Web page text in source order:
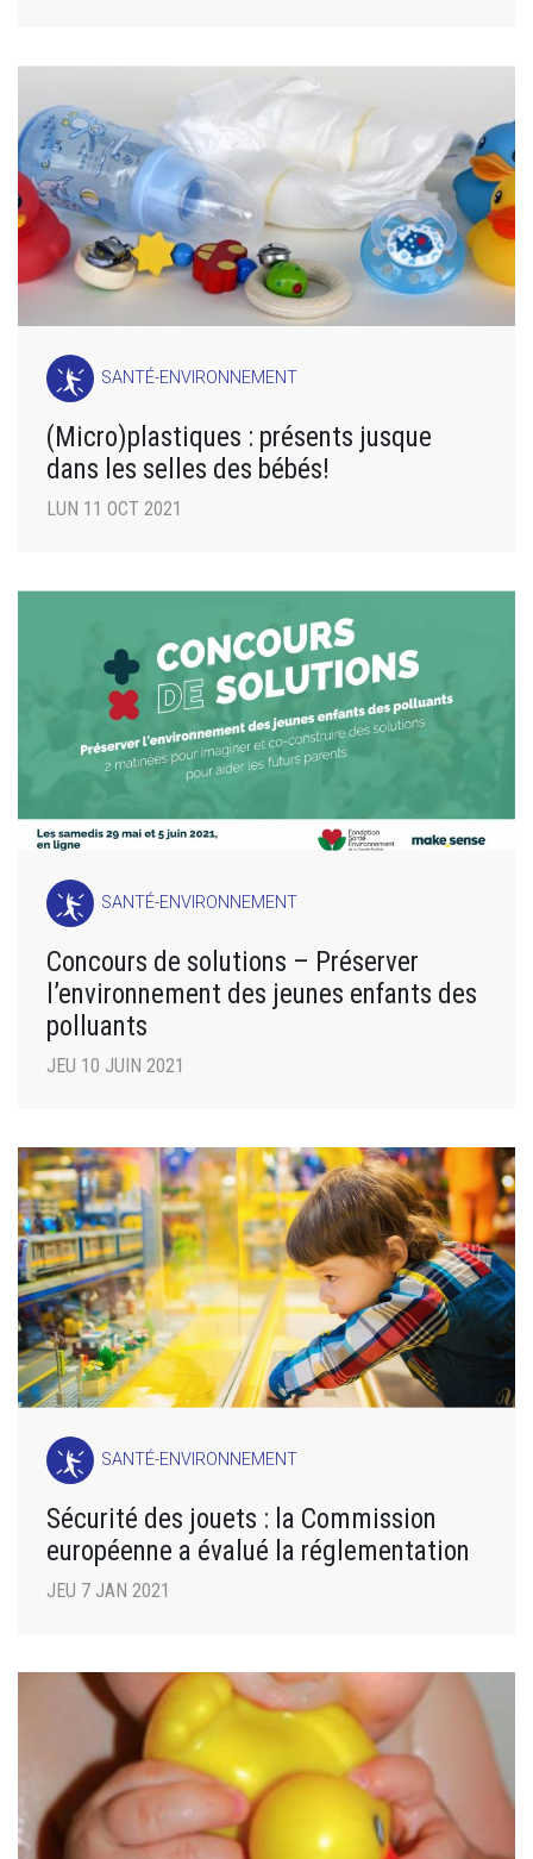
SANTÉ-ENVIRONNEMENT
(Micro)plastiques : présents jusque
dans les selles des bébés!
LUN 11 OCT 2021
SANTÉ-ENVIRONNEMENT
Concours de solutions – Préserver
l’environnement des jeunes enfants des
polluants
JEU 10 JUIN 2021
SANTÉ-ENVIRONNEMENT
Sécurité des jouets : la Commission
européenne a évalué la réglementation
JEU 7 JAN 2021